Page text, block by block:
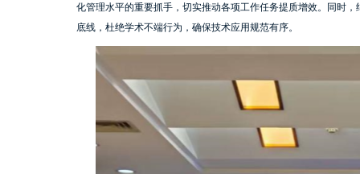
化管理水平的重要抓手，切实推动各项工作任务提质增效。同时
底线，杜绝学术不端行为，确保技术应用规范有序。